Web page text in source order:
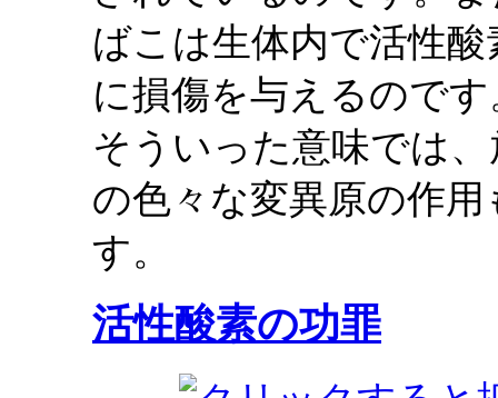
ばこは生体内で活性
に損傷を与えるのです
そういった意味では
の色々な変異原の作
す。
活性酸素の功罪